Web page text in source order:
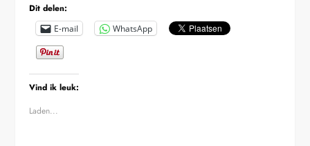
Dit delen:
E-mail WhatsApp
Vind ik leuk:
Laden...